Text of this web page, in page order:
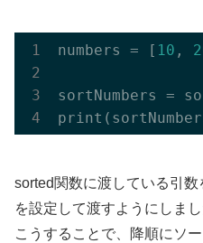
numbers = [ 10 ,
sortNumbers =
sorted関数に渡している引
を設定して渡すようにしまし
こうすることで、降順にソー